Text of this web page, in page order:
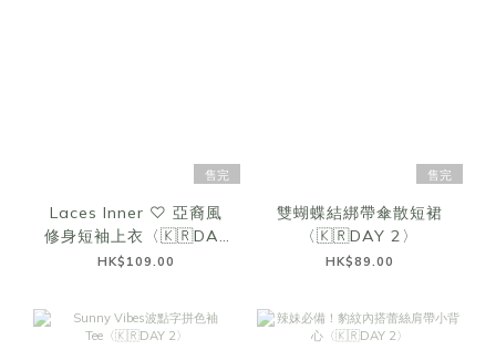
售完
Laces Inner ♡ 亞裔風
修身短袖上衣〈🇰🇷DAY
2〉
HK$109.00
售完
雙蝴蝶結綁帶傘散短裙
〈🇰🇷DAY 2〉
HK$89.00